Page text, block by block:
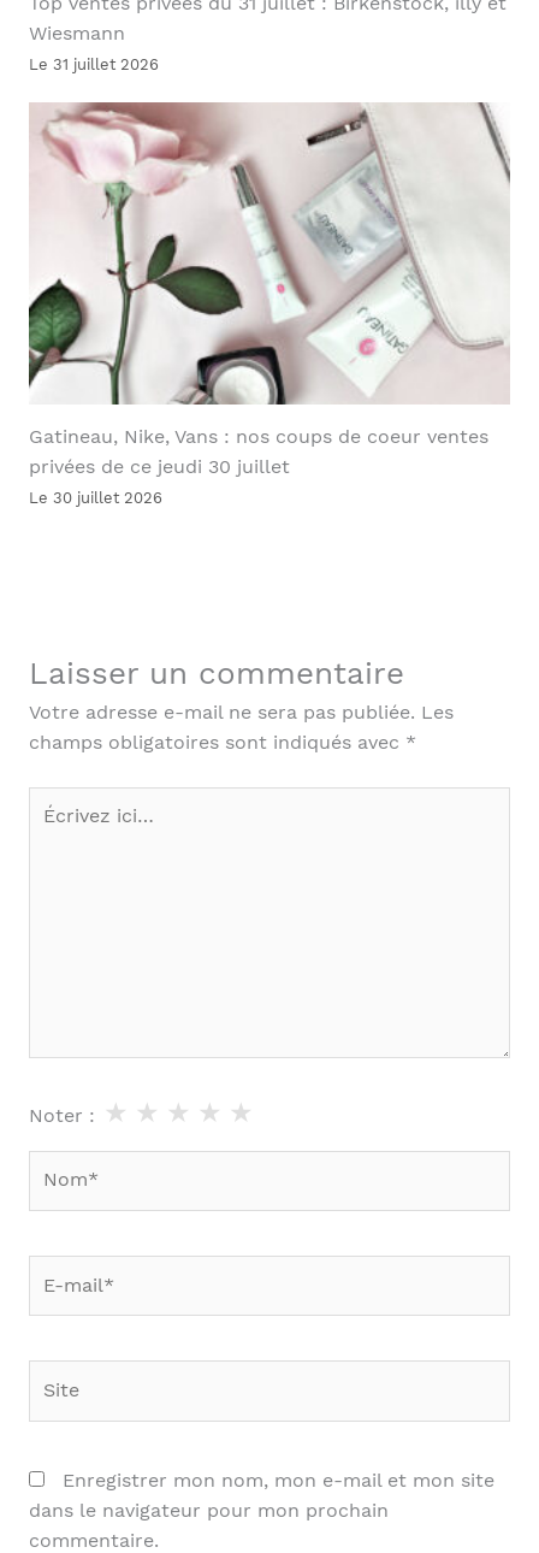
Wiesmann
Le 31 juillet 2026
Gatineau, Nike, Vans : nos coups de coeur ventes
privées de ce jeudi 30 juillet
Le 30 juillet 2026
Laisser un commentaire
Votre adresse e-mail ne sera pas publiée. Les
champs obligatoires sont indiqués avec *
Écrivez
Noter : ★
★
★
★
★
mail*
Enregistrer mon nom, mon e-mail et mon site
dans le navigateur pour mon prochain
commentaire.